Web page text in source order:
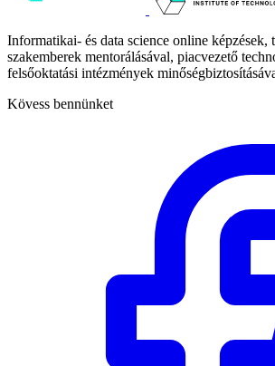
Informatikai- és data science online képzések,
szakemberek mentorálásával, piacvezető
felsőoktatási intézmények
Kövess bennünket